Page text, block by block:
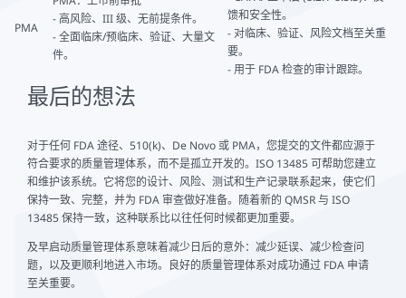
馈和安全性。
- 对临床、验证、风险文档至关重
要。
- 用于 FDA 检查的审计跟踪。
PMA
- 高风险、III 级、无前提条件。
- 全面临床/预临床、验证、大量文
件。
最后的想法
对于任何 FDA 途径、510(k)、De Novo 或 PMA，您提交的文件都应源于
符合要求的质量管理体系，而不是孤立开发的。ISO 13485 可帮助您建立
和维护该系统。它将您的设计、风险、测试和生产记录联系起来，使它们
保持一致、完整，并为 FDA 审查做好准备。随着新的 QMSR 与 ISO
13485 保持一致，这种联系比以往任何时候都更加重要。
及早启动质量管理体系意味着减少日后的意外：减少延误、减少检查问
题，以及更顺利地进入市场。良好的质量管理体系对成功通过 FDA 申请
至关重要。